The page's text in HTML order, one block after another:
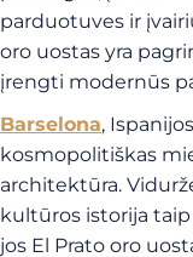
parduotuves ir
oro uostas yra
įrengti modernūs
Barselona,
kosmopolitiškas
architektūra.
kultūros istorija taip
jos El Prato oro